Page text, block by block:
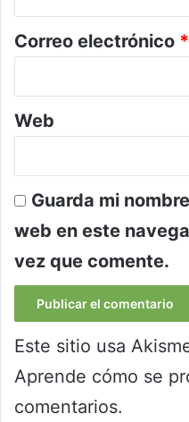
*
Correo electrónico *
Web
Guarda mi
web en este
vez que comente.
Este sitio usa
Aprende cómo se
comentarios.